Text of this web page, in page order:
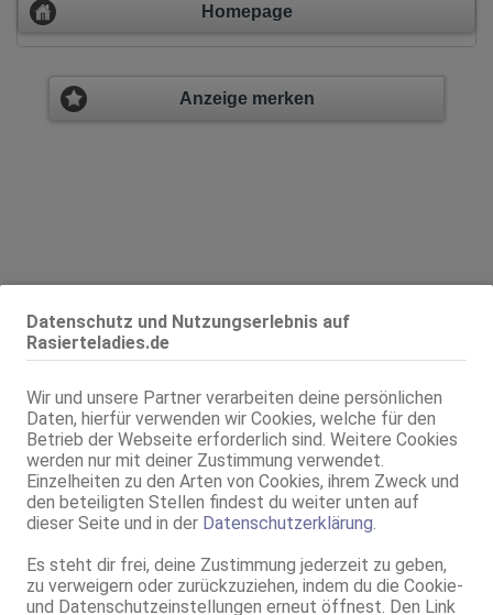
Datenschutz und Nutzungserlebnis auf
Rasierteladies.de
Wir und unsere Partner verarbeiten deine persönlichen
Daten, hierfür verwenden wir Cookies, welche für den
Betrieb der Webseite erforderlich sind. Weitere Cookies
werden nur mit deiner Zustimmung verwendet.
Einzelheiten zu den Arten von Cookies, ihrem Zweck und
den beteiligten Stellen findest du weiter unten auf
dieser Seite und in der Datenschutzerklärung.
Es steht dir frei, deine Zustimmung jederzeit zu geben,
zu verweigern oder zurückzuziehen, indem du die Cookie-
und Datenschutzeinstellungen erneut öffnest. Den Link
Homepage
Anzeige merken
Geschlecht: weiblich
Körpergröße: 167 cm
Oberweite: 80 B
Typ: osteuropäisch
Herkunft: Ungarn
KF: 36
Intimbereich: total rasiert
Haare: dunkelblond, rückenlang, glatt
Haut: mittel